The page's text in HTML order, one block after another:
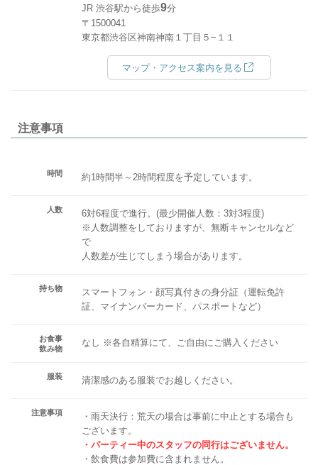
JR 渋谷駅から徒歩9分
〒1500041
東京都渋谷区神南神南１丁目５−１１
マップ・アクセス案内を見る
注意事項
時間 約1時間半～2時間程度を予定しています。
人数
6対6程度で進行。(最少開催人数：3対3程度)
※人数調整をしておりますが、無断キャンセルなど
で
人数差が生じてしまう場合があります。
持ち物
スマートフォン・顔写真付きの身分証（運転免許
証、マイナンバーカード、パスポートなど）
お食事
飲み物
なし ※各自精算にて、ご自由にご購入ください
服装 清潔感のある服装でお越しください。
注意事項
・雨天決行：荒天の場合は事前に中止とする場合も
ございます。
・パーティー中のスタッフの同行はございません。
・飲食費は参加費に含まれません。